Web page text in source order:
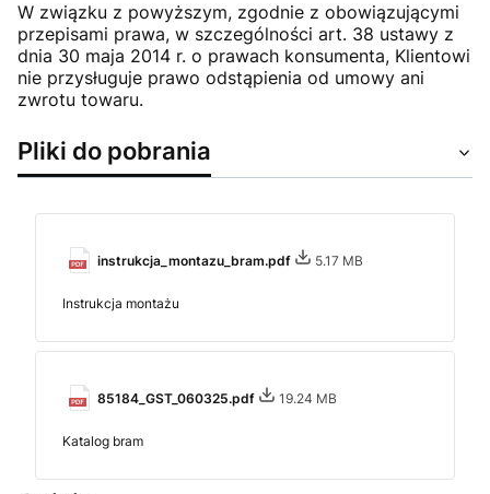
W związku z powyższym, zgodnie z obowiązującymi
przepisami prawa, w szczególności art. 38 ustawy z
dnia 30 maja 2014 r. o prawach konsumenta, Klientowi
nie przysługuje prawo odstąpienia od umowy ani
zwrotu towaru.
Pliki do pobrania
instrukcja_montazu_bram.pdf 5.17 MB
Instrukcja montażu
85184_GST_060325.pdf 19.24 MB
Katalog bram